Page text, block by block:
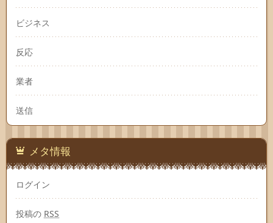
ビジネス
反応
業者
送信
メタ情報
ログイン
投稿の RSS